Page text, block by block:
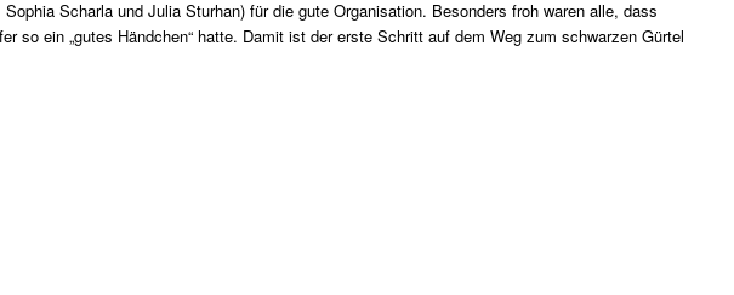
Sophia Scharla und Julia Sturhan) für die gute Organisation. Besonders froh waren alle, dass
so ein „gutes Händchen“ hatte. Damit ist der erste Schritt auf dem Weg zum schwarzen Gürtel